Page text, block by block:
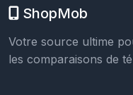
ShopMob
Votre source ultime
les comparaisons de